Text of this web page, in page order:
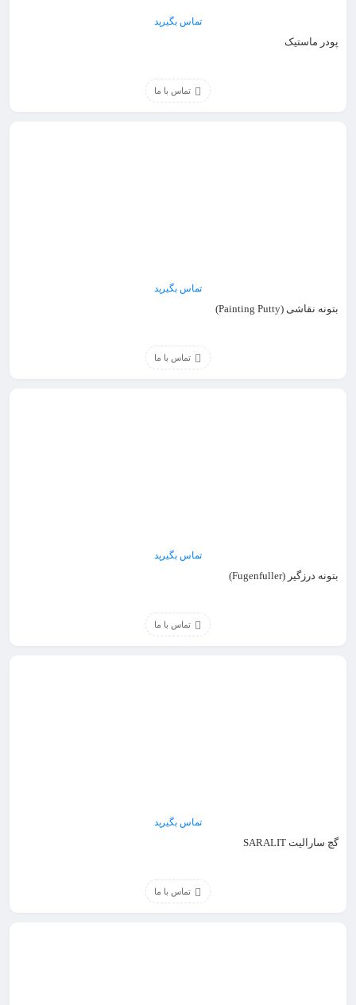
تماس بگیرید
پودر ماستیک
تماس با ما
تماس بگیرید
بتونه نقاشی (Painting Putty)
تماس با ما
تماس بگیرید
بتونه درزگیر (Fugenfuller)
تماس با ما
تماس بگیرید
گچ سارالیت SARALIT
تماس با ما